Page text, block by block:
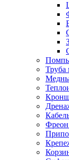
Труба
Фреон